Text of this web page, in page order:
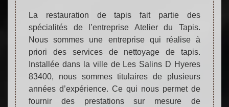
La restauration de tapis fait partie des
spécialités de l’entreprise Atelier du Tapis.
Nous sommes une entreprise qui réalise à
priori des services de nettoyage de tapis.
Installée dans la ville de Les Salins D Hyeres
83400, nous sommes titulaires de plusieurs
années d’expérience. Ce qui nous permet de
fournir des prestations sur mesure de